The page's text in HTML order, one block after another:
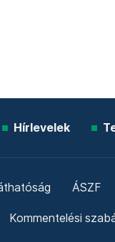
Hírlevelek
ÁSZF
Kommentelési